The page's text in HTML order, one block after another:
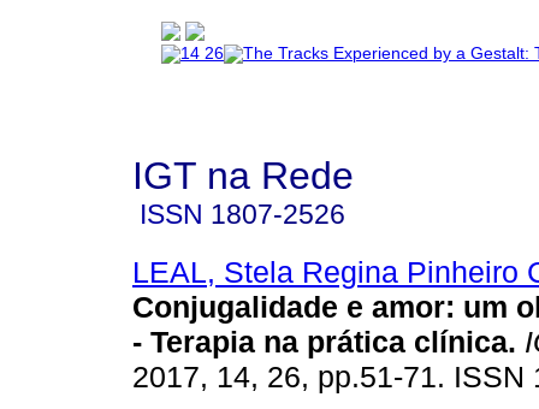
IGT na Rede
ISSN 1807-2526
LEAL, Stela Regina Pinheiro
Conjugalidade e amor: um
- Terapia na prática clínica.
2017, 14, 26, pp.51-71. ISSN